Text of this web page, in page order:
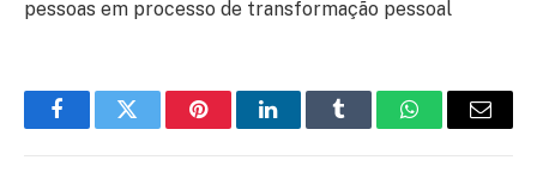
pessoas em processo de transformação pessoal
FacebookTwitter PinterestLinkedInTumblr WhatsApp
E-